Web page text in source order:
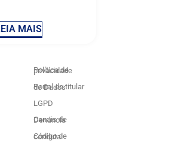
MAIS
Política de privacidade
Portal do titular de Dados
LGPD
Canais de Denúncia
Código de conduta